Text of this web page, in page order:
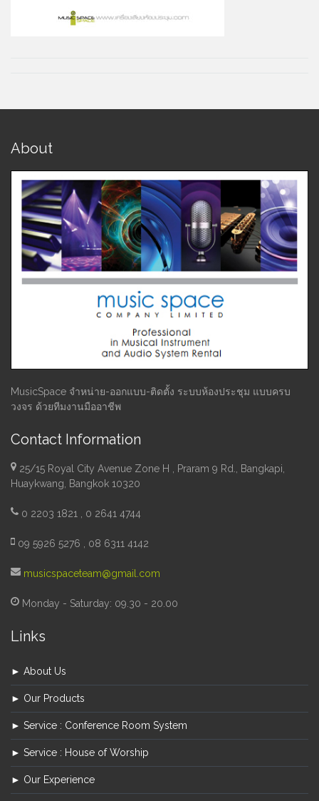
About
MusicSpace จำหน่าย-ออกแบบ-ติดตั้ง ระบบห้องประชุม แบบครบ
วงจร ด้วยทีมงานมืออาชีพ
Contact Information
25/15 Royal City Avenue Zone H , Praram 9 Rd., Bangkapi,
Huaykwang, Bangkok 10320
0 2203 1821 , 0 2641 4744
09 5926 5276 , 08 6311 4142
musicspaceteam@gmail.com
Monday - Saturday: 09.30 - 20.00
Links
► About Us
► Our Products
► Service : Conference Room System
► Service : House of Worship
► Our Experience